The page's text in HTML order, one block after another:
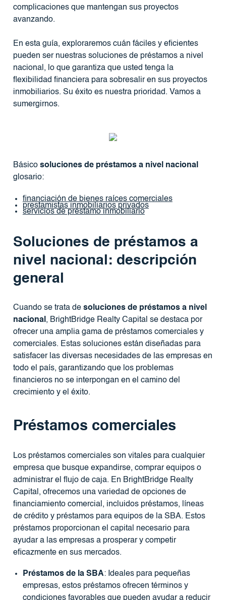
complicaciones que mantengan sus proyectos
avanzando.
En esta guía, exploraremos cuán fáciles y eficientes
pueden ser nuestras soluciones de préstamos a nivel
nacional, lo que garantiza que usted tenga la
flexibilidad financiera para sobresalir en sus proyectos
inmobiliarios. Su éxito es nuestra prioridad. Vamos a
sumergirnos.
Básico soluciones de préstamos a nivel nacional
glosario:
financiación de bienes raíces comerciales
prestamistas inmobiliarios privados
servicios de préstamo inmobiliario
Soluciones de préstamos a
nivel nacional: descripción
general
Cuando se trata de soluciones de préstamos a nivel
nacional , BrightBridge Realty Capital se destaca por
ofrecer una amplia gama de préstamos comerciales y
comerciales. Estas soluciones están diseñadas para
satisfacer las diversas necesidades de las empresas en
todo el país, garantizando que los problemas
financieros no se interpongan en el camino del
crecimiento y el éxito.
Préstamos comerciales
Los préstamos comerciales son vitales para cualquier
empresa que busque expandirse, comprar equipos o
administrar el flujo de caja. En BrightBridge Realty
Capital, ofrecemos una variedad de opciones de
financiamiento comercial, incluidos préstamos, líneas
de crédito y préstamos para equipos de la SBA. Estos
préstamos proporcionan el capital necesario para
ayudar a las empresas a prosperar y competir
eficazmente en sus mercados.
Préstamos de la SBA: Ideales para pequeñas
empresas, estos préstamos ofrecen términos y
condiciones favorables que pueden ayudar a reducir